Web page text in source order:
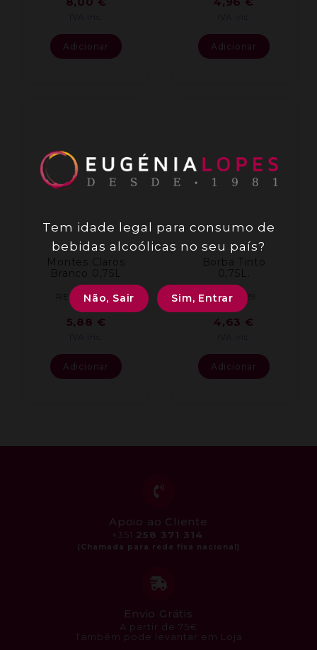
Adicionar Adicionar
Montes Claros
Branco 0,75L
REF: 002682
5,88 €
Adicionar
Borba Tinto
0,75L.
REF: 0129
4,63 €
Adicionar
Apoio ao Cliente
+351 258 371 314
Envio Grátis
A partir de 75€
Também pode levantar em Loja
Tem idade legal para consumo de
bebidas alcoólicas no seu país?
Não, Sair Sim, Entrar